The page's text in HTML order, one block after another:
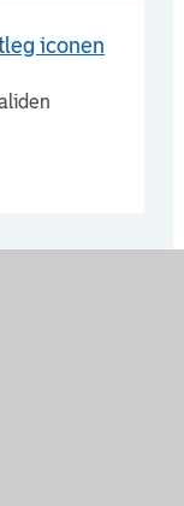
iconen